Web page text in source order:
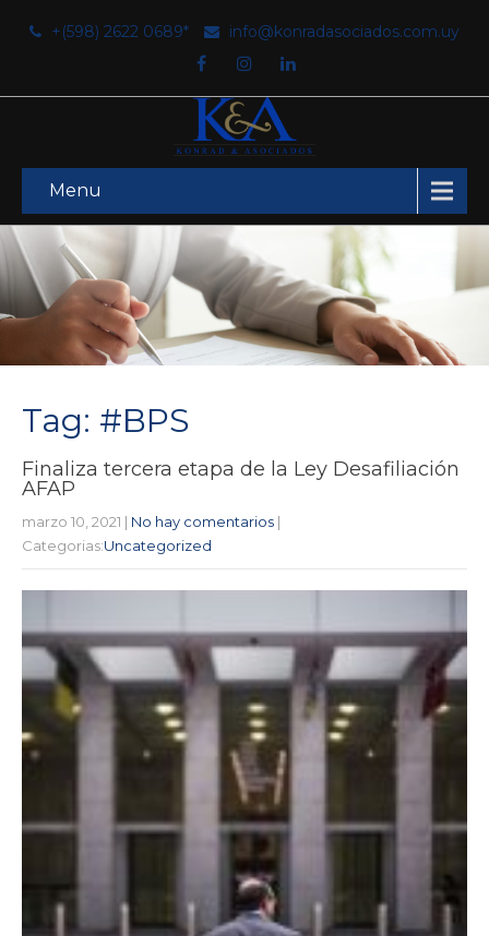
+(598) 2622 0689* info@konradasociados.com.uy
Menu
Tag: #BPS
Finaliza tercera etapa de la Ley Desafiliación
AFAP
marzo 10, 2021 | No hay comentarios |
Categorias:Uncategorized